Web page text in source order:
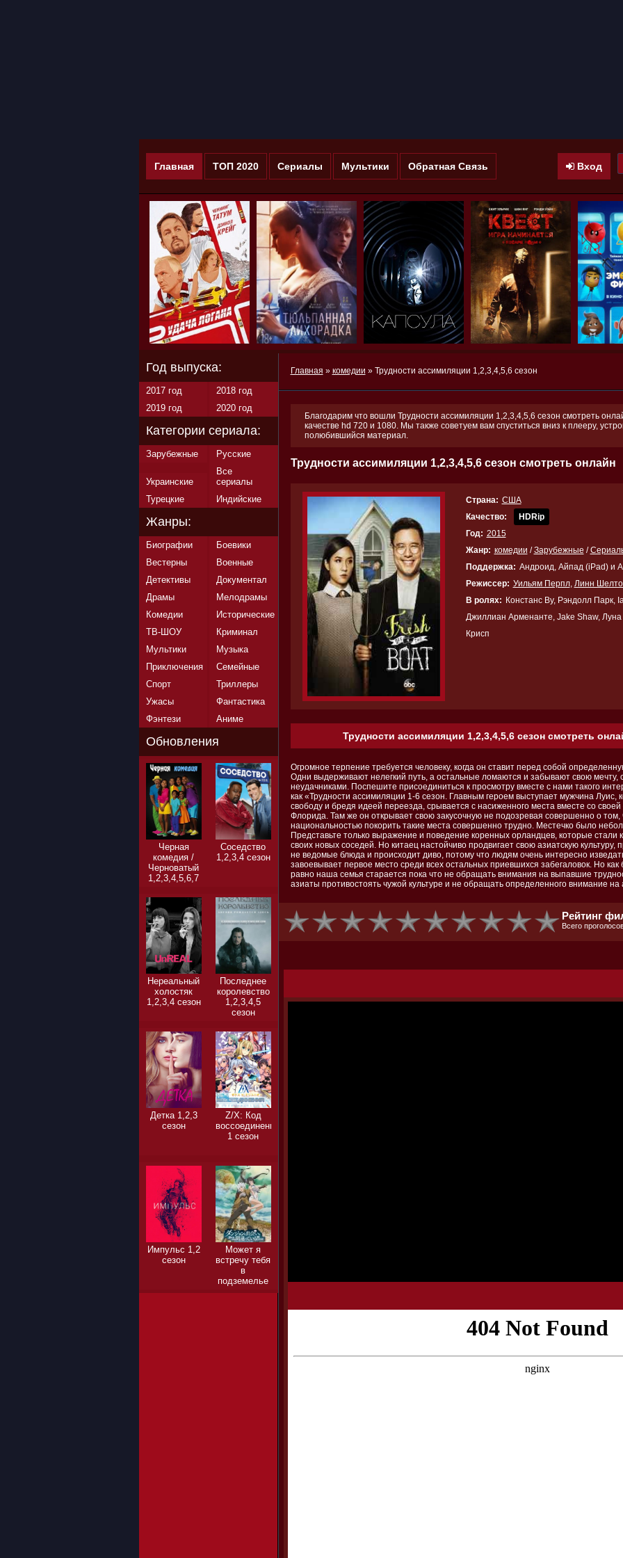
Главная ТОП 2020 Сериалы Мультики Обратная Связь Вход
Главная » комедии » Трудности ассимиляции 1,2,3,4,5,6 сезон
Благодарим что вошли Трудности ассимиляции 1,2,3,4,5,6 сезон смотреть
качестве hd 720 и 1080. Мы также советуем вам спуститься вниз к плееру,
полюбившийся материал.
Трудности ассимиляции 1,2,3,4,5,6 сезон смотреть онлайн
Страна: США
Качество:
HDRip
Год: 2015
Жанр: комедии /Зарубежные /
Поддержка: Андроид, Айпад (iPad) и
Режиссер: Уильям Перпл, Линн
В ролях: Констанс Ву, Рэндолл Парк,
Джиллиан Арменанте, Jake Shaw,
Крисп
Трудности ассимиляции 1,2,3,4,5,6 сезон смотреть
Огромное терпение требуется человеку, когда он ставит перед собой
Одни выдерживают нелегкий путь, а остальные ломаются и забывают свою мечту,
неудачниками. Поспешите присоединиться к просмотру вместе с нами такого
как «Трудности ассимиляции 1-6 сезон. Главным героем выступает мужчина Луис,
свободу и бредя идеей переезда, срывается с насиженного места вместе со
Флорида. Там же он открывает свою закусочную не подозревая совершенно о том,
национальностью покорить такие места совершенно трудно. Местечко было
Представьте только выражение и поведение коренных орландцев, которые стали
своих новых соседей. Но китаец настойчиво продвигает свою азиатскую
не ведомые блюда и происходит диво, потому что людям очень интересно
завоевывает первое место среди всех остальных приевшихся забегаловок. Но
равно наша семья старается пока что не обращать внимания на выпавшие
азиаты противостоять чужой культуре и не обращать определенного внимание на
Рейтинг
Всего
Год выпуска:
2017 год
2018 год
2019 год
2020 год
Категории сериала:
Зарубежные Русские
Украинские
Все
сериалы
Турецкие
Индийские
Жанры:
Биографии
Боевики
Вестерны
Военные
Детективы
Документал
Драмы
Мелодрамы
Комедии
Исторические
ТВ-ШОУ
Криминал
Мультики
Музыка
Приключения
Семейные
Спорт
Триллеры
Ужасы
Фантастика
Фэнтези
Аниме
Обновления
Черная
комедия /
Черноватый
1,2,3,4,5,6,7
Соседство
1,2,3,4 сезон
Нереальный
холостяк
1,2,3,4 сезон
Последнее
королевство
1,2,3,4,5
сезон
Детка 1,2,3
сезон
Z/X: Код
воссоединения
1 сезон
Импульс 1,2
сезон
Может я
встречу тебя
в
подземелье
1,2,3 сезон